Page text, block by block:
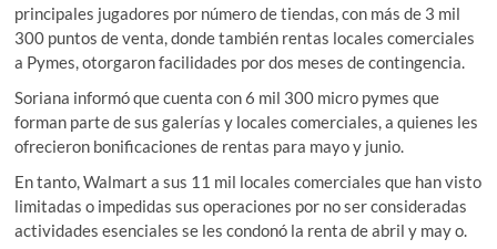
principales jugadores por número de tiendas, con más de 3 mil
300 puntos de venta, donde también rentas locales comerciales
a Pymes, otorgaron facilidades por dos meses de contingencia.
Soriana informó que cuenta con 6 mil 300 micro pymes que
forman parte de sus galerías y locales comerciales, a quienes les
ofrecieron bonificaciones de rentas para mayo y junio.
En tanto, Walmart a sus 11 mil locales comerciales que han visto
limitadas o impedidas sus operaciones por no ser consideradas
actividades esenciales se les condonó la renta de abril y may o.